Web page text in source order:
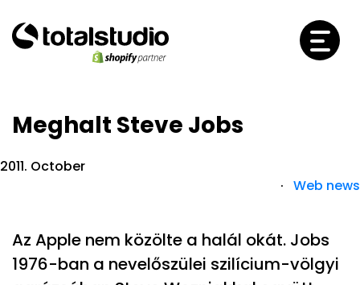
Meghalt Steve Jobs
2011. October
· Web news
Az Apple nem közölte a halál okát. Jobs
1976-ban a nevelőszülei szilícium-völgyi